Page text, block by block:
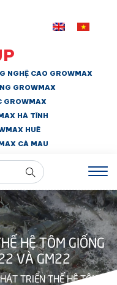
NGHỆ CAO GROWMAX
GROWMAX
GROWMAX
HÀ TĨNH
HUẾ
CÀ MAU
HỆ TÔM GIỐNG
VÀ GM22
TRIỂN THẾ HỆ TÔM